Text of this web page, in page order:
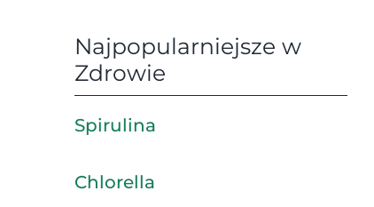
Najpopularniejsze w
Zdrowie
Spirulina
Chlorella